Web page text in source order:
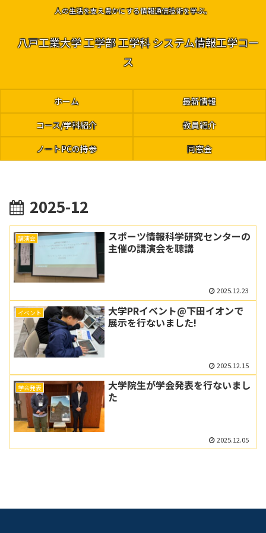
人の生活を支え豊かにする情報通信技術を学ぶ。
八戸工業大学 工学部 工学科 システム情報工学コー
ス
ホーム
最新情報
コース/学科紹介
教員紹介
ノートPCの持参
同窓会
2025-12
講演会
スポーツ情報科学研究センターの
主催の講演会を聴講
2025.12.23
イベント
大学PRイベント@下田イオンで
展示を行ないました!
2025.12.15
学会発表
大学院生が学会発表を行ないまし
た
2025.12.05